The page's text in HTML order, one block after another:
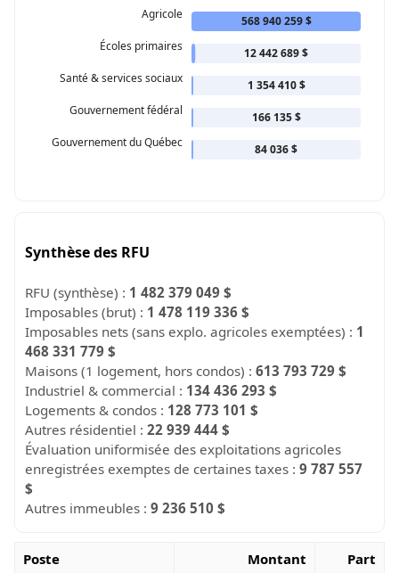
Agricole
568 940 259 $
Écoles primaires
12 442 689 $
Santé & services sociaux
1 354 410 $
Gouvernement fédéral
166 135 $
Gouvernement du Québec
84 036 $
Synthèse des RFU
RFU (synthèse) : 1 482 379 049 $
Imposables (brut) : 1 478 119 336 $
Imposables nets (sans explo. agricoles exemptées) : 1
468 331 779 $
Maisons (1 logement, hors condos) :613 793 729 $
Industriel & commercial : 134 436 293 $
Logements & condos : 128 773 101 $
Autres résidentiel :22 939 444 $
Évaluation uniformisée des exploitations agricoles
enregistrées exemptes de certaines taxes :9 787 557
$
Autres immeubles :9 236 510 $
Poste Montant
Part